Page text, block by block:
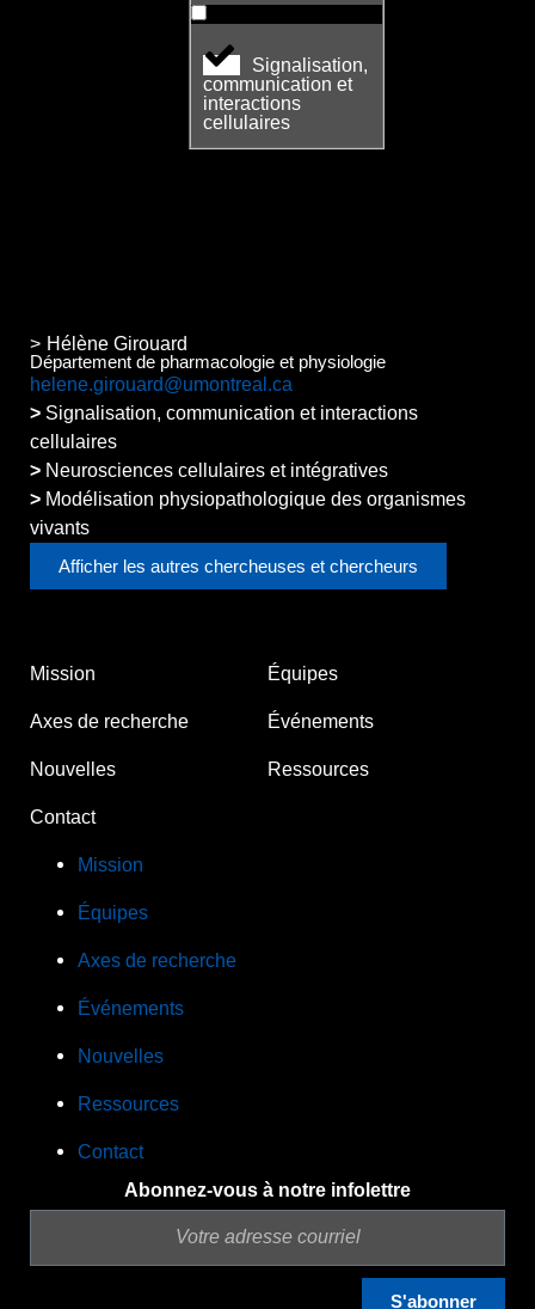
Signalisation,
communication et
interactions
cellulaires
Hélène Girouard
Département de pharmacologie et physiologie
helene.girouard@umontreal.ca
Signalisation, communication et interactions
cellulaires
Neurosciences cellulaires et intégratives
Modélisation physiopathologique des organismes
vivants
Afficher les autres chercheuses et chercheurs
Mission Équipes
Axes de recherche Événements
Nouvelles Ressources
Contact
Mission
Équipes
Axes de recherche
Événements
Nouvelles
Ressources
Contact
Abonnez-vous à notre infolettre
S'abonner